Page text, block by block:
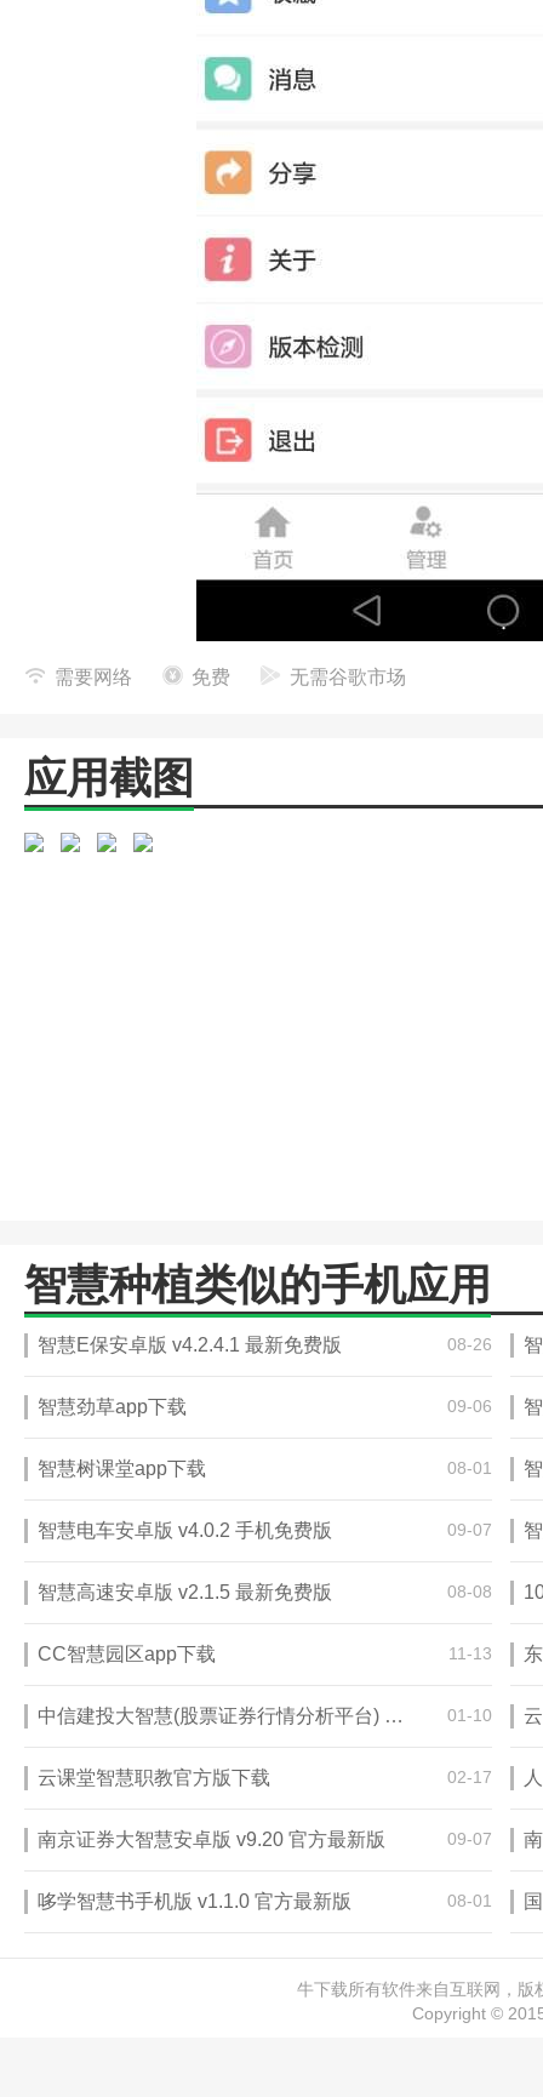
需要网络 免费 无需谷歌市场
应用截图
智慧种植类似的手机应用
智慧E保安卓版 v4.2.4.1 最新免费版 08-26
智慧劲草app下载 09-06
智慧树课堂app下载 08-01
智慧电车安卓版 v4.0.2 手机免费版 09-07
智慧高速安卓版 v2.1.5 最新免费版 08-08
CC智慧园区app下载 11-13
中信建投大智慧(股票证券行情分析平台) 7.60 专业版 01-10
云课堂智慧职教官方版下载 02-17
南京证券大智慧安卓版 v9.20 官方最新版 09-07
哆学智慧书手机版 v1.1.0 官方最新版 08-01
牛下载所有软件来自互联网，
Copyright ©